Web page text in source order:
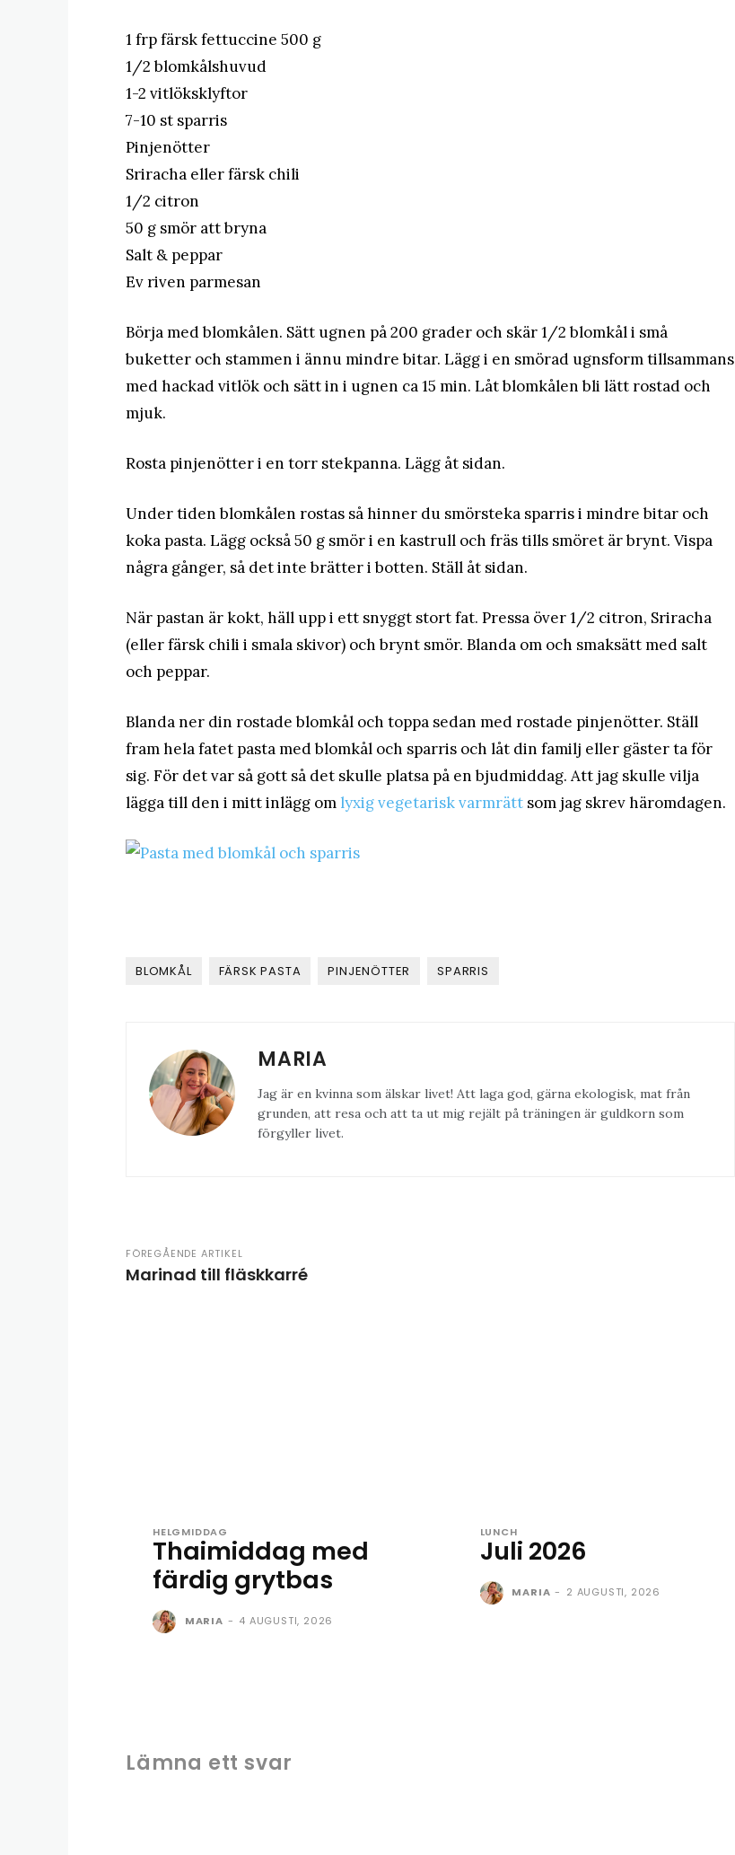
1 frp färsk fettuccine 500 g
1/2 blomkålshuvud
1-2 vitlöksklyftor
7-10 st sparris
Pinjenötter
Sriracha eller färsk chili
1/2 citron
50 g smör att bryna
Salt & peppar
Ev riven parmesan
Börja med blomkålen. Sätt ugnen på 200 grader och skär 1/2 blomkål i små
buketter och stammen i ännu mindre bitar. Lägg i en smörad ugnsform tillsammans
med hackad vitlök och sätt in i ugnen ca 15 min. Låt blomkålen bli lätt rostad och
mjuk.
Rosta pinjenötter i en torr stekpanna. Lägg åt sidan.
Under tiden blomkålen rostas så hinner du smörsteka sparris i mindre bitar och
koka pasta. Lägg också 50 g smör i en kastrull och fräs tills smöret är brynt. Vispa
några gånger, så det inte brätter i botten. Ställ åt sidan.
När pastan är kokt, häll upp i ett snyggt stort fat. Pressa över 1/2 citron, Sriracha
(eller färsk chili i smala skivor) och brynt smör. Blanda om och smaksätt med salt
och peppar.
Blanda ner din rostade blomkål och toppa sedan med rostade pinjenötter. Ställ
fram hela fatet pasta med blomkål och sparris och låt din familj eller gäster ta för
sig. För det var så gott så det skulle platsa på en bjudmiddag. Att jag skulle vilja
lägga till den i mitt inlägg om lyxig vegetarisk varmrätt som jag skrev häromdagen.
BLOMKÅL FÄRSK PASTA PINJENÖTTER SPARRIS
MARIA
Jag är en kvinna som älskar livet! Att laga god, gärna ekologisk, mat från
grunden, att resa och att ta ut mig rejält på träningen är guldkorn som
förgyller livet.
FÖREGÅENDE ARTIKEL
Marinad till fläskkarré
HELGMIDDAG
Thaimiddag med
färdig grytbas
MARIA - 4 AUGUSTI, 2026
LUNCH
Juli 2026
MARIA - 2 AUGUSTI, 2026
Lämna ett svar